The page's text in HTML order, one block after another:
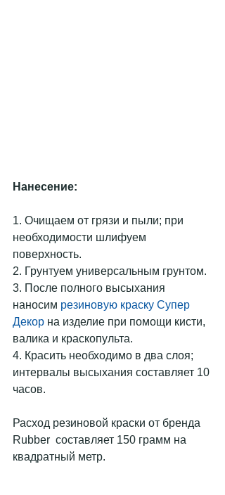
Нанесение:
1. Очищаем от грязи и пыли; при
необходимости шлифуем
поверхность.
2. Грунтуем универсальным грунтом.
3. После полного высыхания
наносим резиновую краску Супер
Декор на изделие при помощи кисти,
валика и краскопульта.
4. Красить необходимо в два слоя;
интервалы высыхания составляет 10
часов.
Расход резиновой краски от бренда
Rubber  составляет 150 грамм на
квадратный метр.